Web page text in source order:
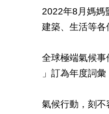
2022年8月媽媽
建築、生活等各
全球極端氣候
」訂為年度詞
氣候行動，刻